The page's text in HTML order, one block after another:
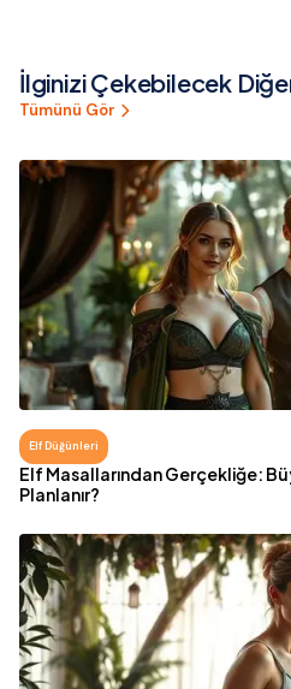
İlginizi Çekebilecek
Tümünü Gör
Elf Düğünleri
Elf Masallarından Gerçekliğe:
Planlanır?